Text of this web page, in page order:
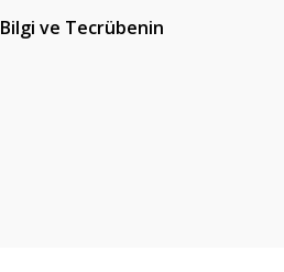
ve Tecrübenin